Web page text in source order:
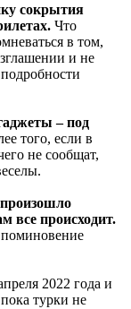
сокрытия
Что
в том,
и не
– под
того, если в
не сообщат,
произошло
все происходит.
поминовение
2022 года и
турки не